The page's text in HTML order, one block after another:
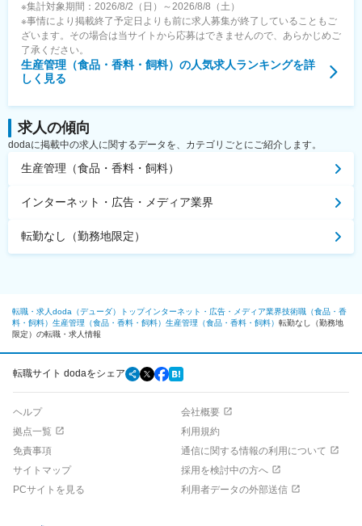
※集計対象期間：2026/8/2（日）～2026/8/8（土）
※事情により掲載終了予定日よりも前に求人募集が終了していることもご
ざいます。その場合は当サイトから応募はできませんので、あらかじめご
了承ください。
生産管理（食品・香料・飼料） の人気求人ランキングを詳
しく見る
求人の傾向
dodaに掲載中の求人に関するデータを、カテゴリごとにご紹介します。
生産管理（食品・香料・飼料）
インターネット・広告・メディア業界
転勤なし（勤務地限定）
転職・求人doda（デューダ）トップインターネット・広告・メディア業界技術職（食品・香
料・飼料） 生産管理（食品・香料・飼料） 生産管理（食品・香料・飼料） 転勤なし（勤務地
限定）の転職・求人情報
転職サイト dodaをシェア
ヘルプ
会社概要
拠点一覧
利用規約
免責事項
通信に関する情報の利用について
サイトマップ
採用を検討中の方へ
PCサイトを見る
利用者データの外部送信